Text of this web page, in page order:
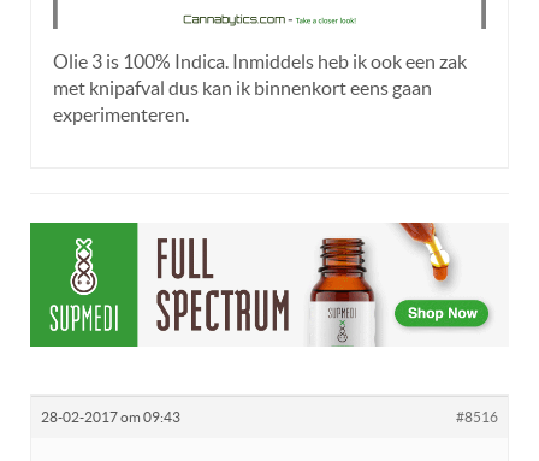
Olie 3 is 100% Indica. Inmiddels heb ik ook een zak
met knipafval dus kan ik binnenkort eens gaan
experimenteren.
28-02-2017 om 09:43 #8516